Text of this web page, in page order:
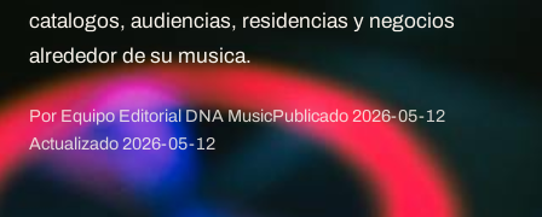
catalogos, audiencias, residencias y negocios
alrededor de su musica.
Por Equipo Editorial DNA MusicPublicado2026-05-12
Actualizado2026-05-12